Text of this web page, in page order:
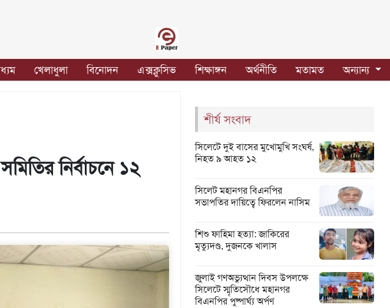
খেলাধুলা বিনোদন এক্সক্লুসিভ শিক্ষাঙ্গন অর্থনীতি মতামত অন্যান্য
নির্বাচনে ১২
শীর্ষ সংবাদ
সিলেটে দুই বাসের মুখোমুখি সংঘর্ষ,
নিহত ৯ আহত ১২
সিলেট মহানগর বিএনপির
সভাপতির দায়িত্বে ফিরলেন নাসিম
শিশু ফাহিমা হত্যা: জাকিরের
মৃত্যুদণ্ড, দুজনকে খালাস
জুলাই গণঅভ্যুত্থান দিবস উপলক্ষে
সিলেটে স্মৃতিসৌধে মহানগর
বিএনপির পুষ্পার্ঘ্য অর্পণ